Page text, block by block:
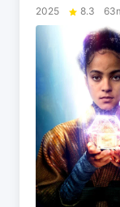
2025
8.3